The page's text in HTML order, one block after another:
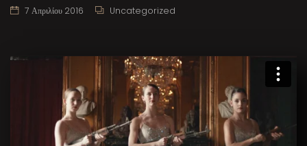
7 Απριλίου 2016 Uncategorized